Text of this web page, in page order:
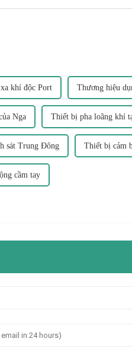
khí độc Port Thương hiệu
Nga Thiết bị pha loãng khí
sát Trung Đông Thiết bị cảm
cầm tay